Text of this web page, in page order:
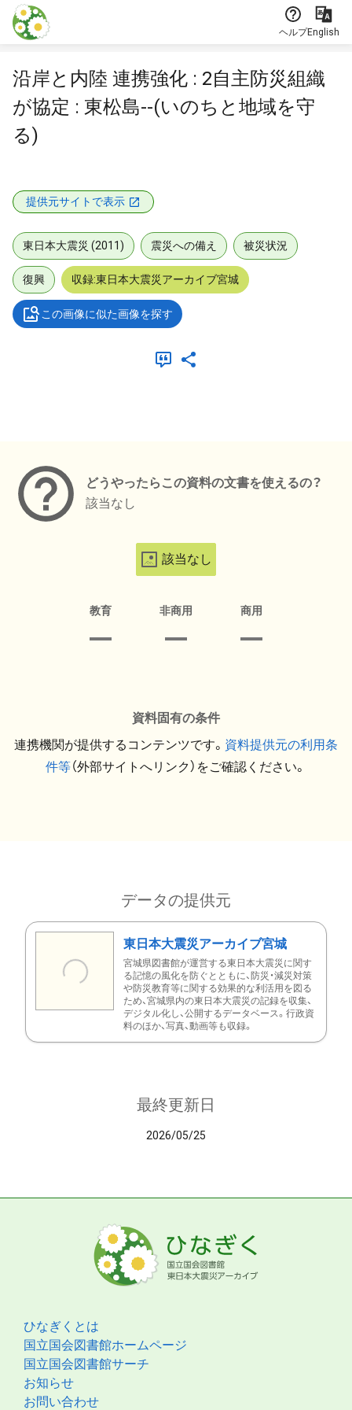
本文に飛ぶ
ヘルプEnglish
沿岸と内陸 連携強化 : 2自主防災組織
が協定 : 東松島--(いのちと地域を守
る)
提供元サイトで表示
東日本大震災 (2011) 震災への備え 被災状況
復興 収録:東日本大震災アーカイブ宮城
この画像に似た画像を探す
どうやったらこの資料の文書を使えるの？
該当なし
該当なし
教育 非商用 商用
資料固有の条件
連携機関が提供するコンテンツです。 資料提供元の利用条
件等（外部サイトへリンク）をご確認ください。
データの提供元
東日本大震災アーカイブ宮城
宮城県図書館が運営する東日本大震災に関す
る記憶の風化を防ぐとともに、防災・減災対策
や防災教育等に関する効果的な利活用を図る
ため、宮城県内の東日本大震災の記録を収集、
デジタル化し、公開するデータベース。行政資
料のほか、写真、動画等も収録。
最終更新日
2026/05/25
ひなぎくとは
国立国会図書館ホームページ
国立国会図書館サーチ
お知らせ
お問い合わせ